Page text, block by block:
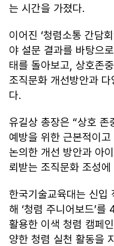
는 시간을 가졌다.
이어진 ‘청렴소통 간담
야 설문 결과를 바탕으
태를 돌아보고, 상호존
조직문화 개선방안과
다.
유길상 총장은 “상호 존
예방을 위한 근본적이
논의한 개선 방안과 아
뢰받는 조직문화 조성
한국기술교육대는 신입
해 ‘청렴 주니어보드’
활용한 이색 청렴 캠페
양한 청렴 실천 활동을